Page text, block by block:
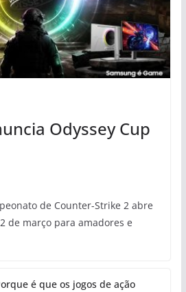
Odyssey Cup
de Counter-Strike 2 abre
de março para amadores e
é que os jogos de ação